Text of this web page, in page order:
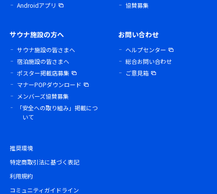
Androidアプリ
協賛募集
サウナ施設の方へ
サウナ施設の皆さまへ
宿泊施設の皆さまへ
ポスター掲載店募集
マナーPOPダウンロード
メンバーズ協賛募集
「安全への取り組み」掲載につ
いて
お問い合わせ
ヘルプセンター
総合お問い合わせ
ご意見箱
推奨環境
特定商取引法に基づく表記
利用規約
コミュニティガイドライン